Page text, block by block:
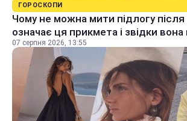
ГОРОСКОПИ
Чому не можна мити підлогу
означає ця прикмета і звідки
07 серпня 2026, 13:55